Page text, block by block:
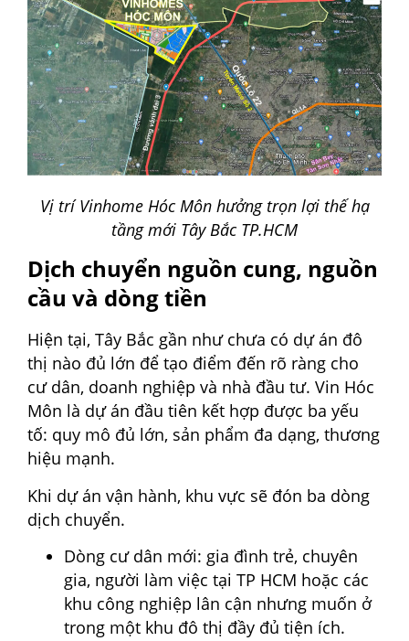
Vị trí Vinhome Hóc Môn hưởng trọn lợi thế hạ
tầng mới Tây Bắc TP.HCM
Dịch chuyển nguồn cung, nguồn
cầu và dòng tiền
Hiện tại, Tây Bắc gần như chưa có dự án đô
thị nào đủ lớn để tạo điểm đến rõ ràng cho
cư dân, doanh nghiệp và nhà đầu tư. Vin Hóc
Môn là dự án đầu tiên kết hợp được ba yếu
tố: quy mô đủ lớn, sản phẩm đa dạng, thương
hiệu mạnh.
Khi dự án vận hành, khu vực sẽ đón ba dòng
dịch chuyển.
Dòng cư dân mới: gia đình trẻ, chuyên
gia, người làm việc tại TP HCM hoặc các
khu công nghiệp lân cận nhưng muốn ở
trong một khu đô thị đầy đủ tiện ích.